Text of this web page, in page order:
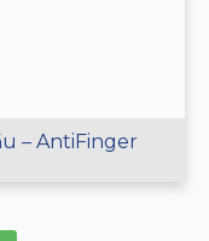
– AntiFinger